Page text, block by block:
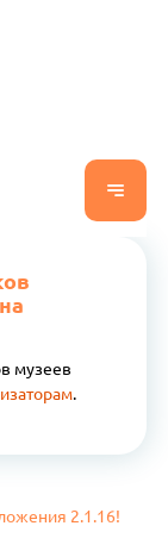
музеев
.
2.1.16!